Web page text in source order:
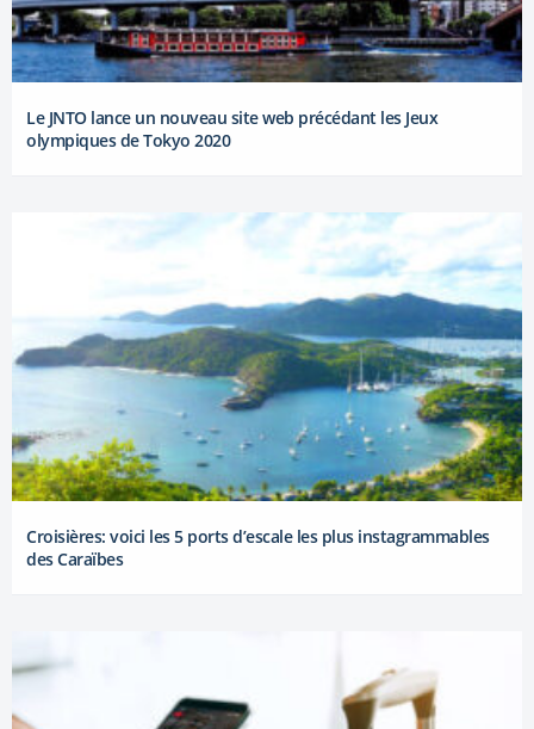
Le JNTO lance un nouveau site web précédant les Jeux
olympiques de Tokyo 2020
Croisières: voici les 5 ports d’escale les plus instagrammables
des Caraïbes